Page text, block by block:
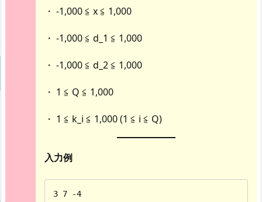
・ -1,000 ≦ x ≦ 1,000
・ -1,000 ≦ d_1 ≦ 1,000
・ -1,000 ≦ d_2 ≦ 1,000
・ 1 ≦ Q ≦ 1,000
・ 1 ≦ k_i ≦ 1,000 (1 ≦ i ≦ Q)
入力例
3 7 -4